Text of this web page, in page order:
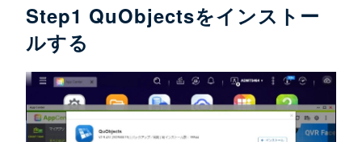
Step1 QuObjectsをインストー
ルする